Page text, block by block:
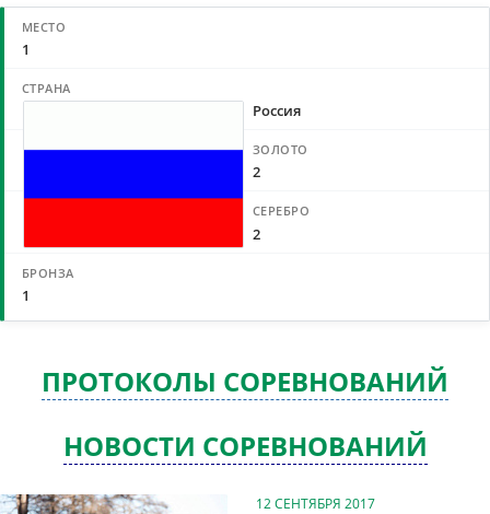
1
Россия
2
2
1
ПРОТОКОЛЫ СОРЕВНОВАНИЙ
НОВОСТИ СОРЕВНОВАНИЙ
12 СЕНТЯБРЯ 2017